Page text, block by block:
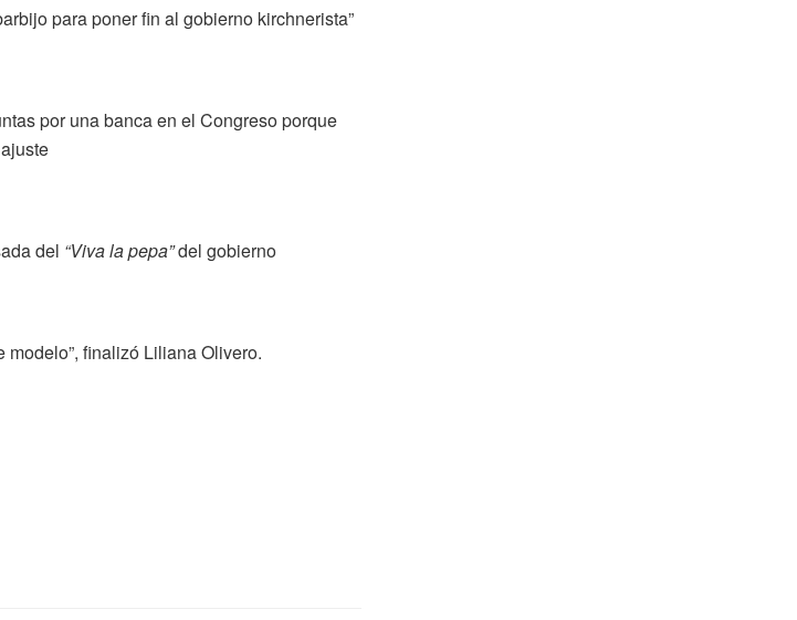
para poner fin al gobierno kirchnerista”
por una banca en el Congreso porque
del “Viva la pepa”del gobierno
finalizó Liliana Olivero.